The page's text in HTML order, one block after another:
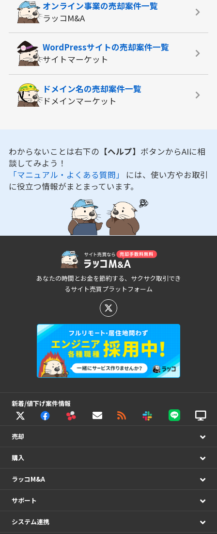
オンライン事業の売却案件一覧
ラッコM&A
WordPressサイトの売却案件一覧
サイトマーケット
ドメイン名の売却案件一覧
ドメインマーケット
わからないことは右下の 【ヘルプ】 ボタンからAIに相
談してみよう！
「マニュアル・よくある質問」 には、使い方やお取引
に役立つ情報がまとまっています。
あなたの時間とお金を節約する、サクサク取引でき
るサイト売買プラットフォーム
新着/値下げ案件情報
売却
購入
ラッコM&A
サポート
システム連携